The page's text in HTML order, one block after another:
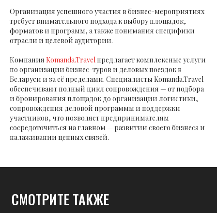
Организация успешного участия в бизнес-мероприятиях
требует внимательного подхода к выбору площадок,
форматов и программ, а также понимания специфики
отрасли и целевой аудитории.
Компания Komanda.Travel предлагает комплексные услуги
по организации бизнес-туров и деловых поездок в
Беларуси и за её пределами. Специалисты Komanda.Travel
обеспечивают полный цикл сопровождения — от подбора
и бронирования площадок до организации логистики,
сопровождения деловой программы и поддержки
участников, что позволяет предпринимателям
сосредоточиться на главном — развитии своего бизнеса и
налаживании ценных связей.
СМОТРИТЕ ТАКЖЕ